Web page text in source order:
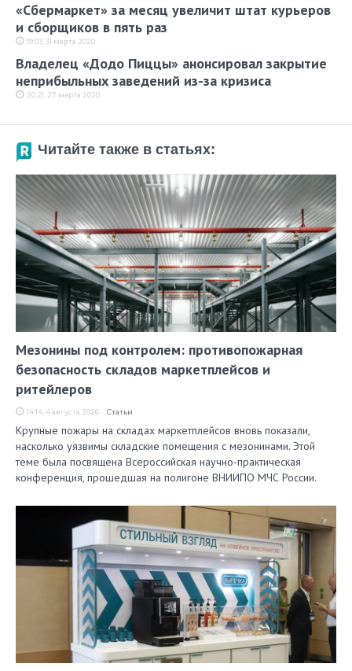
«Сбермаркет» за месяц увеличит штат курьеров
и сборщиков в пять раз
19:03, 31 марта 2020
Владелец «Додо Пиццы» анонсировал закрытие
неприбыльных заведений из-за кризиса
20:21, 27 марта 2020
Читайте также в статьях:
Мезонины под контролем: противопожарная
безопасность складов маркетплейсов и
ритейлеров
14:14, 4 августа 2026 Статьи
Крупные пожары на складах маркетплейсов вновь показали,
насколько уязвимы складские помещения с мезонинами. Этой
теме была посвящена Всероссийская научно-практическая
конференция, прошедшая на полигоне ВНИИПО МЧС России.